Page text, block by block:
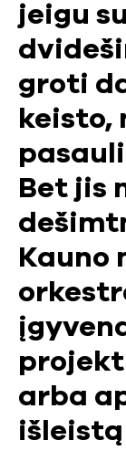
jeigu
groti
keisto,
Bet jis
Kauno
arba
išleistą